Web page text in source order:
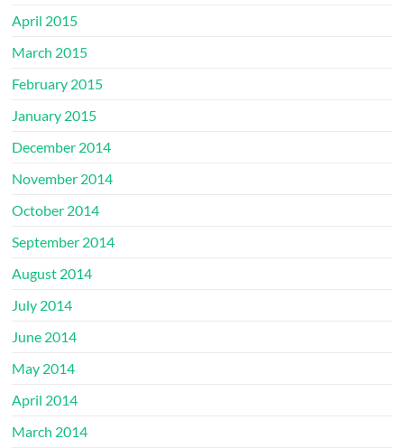
April 2015
March 2015
February 2015
January 2015
December 2014
November 2014
October 2014
September 2014
August 2014
July 2014
June 2014
May 2014
April 2014
March 2014